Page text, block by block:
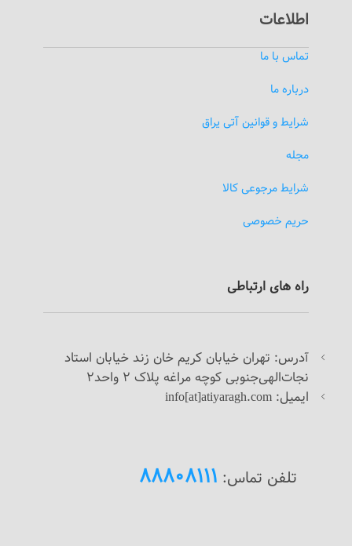
اطلاعات
تماس با ما
درباره ما
شرایط و قوانین آتی یراق
مجله
شرایط مرجوعی کالا
حریم خصوصی
راه های ارتباطی
آدرس: تهران خیابان کریم خان زند خیابان استاد
نجات‌الهی‌جنوبی کوچه مراغه پلاک 2 واحد2
ایمیل: info[at]atiyaragh.com
تلفن تماس: 88808111